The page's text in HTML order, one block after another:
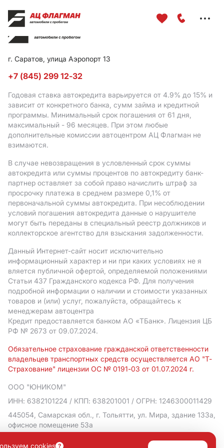
г. Саратов, улица Аэропорт 13
+7 (845) 299 12-32
Годовая ставка автокредита варьируется от 4.9% до 15% и
зависит от конкретного банка, сумм займа и кредитной
программы. Минимальный срок погашения от 61 дня,
максимальный - 96 месяцев. При этом любые
дополнительные комиссии автоцентром АЦ Флагман не
взимаются.
В случае невозвращения в условленный срок суммы
автокредита или суммы процентов по автокредиту банк-
партнер оставляет за собой право начислить штраф за
просрочку платежа в среднем размере 0,1% от
первоначальной суммы автокредита. При несоблюдении
условий погашения автокредита данные о нарушителе
могут быть переданы в специальный реестр должников и
коллекторское агентство для взыскания задолженности.
Данный Интернет-сайт носит исключительно
информационный характер и ни при каких условиях не я
вляется публичной офертой, определяемой положениями
Статьи 437 Гражданского кодекса РФ. Для получения
подробной информации о наличии и стоимости указанных
товаров и (или) услуг, пожалуйста, обращайтесь к
менеджерам автоцентра
Кредит предоставляется банком АO «ТБанк». Лицензия ЦБ
РФ № 2673 от 09.07.2024.
Обязательное страхование гражданской ответственности
владельцев транспортных средств осуществляется АО "Т-
Страхование" лицензии ОС № 0191-03 от 01.07.2024 г.
ООО "ЮНИКОМ"
ИНН: 6382101224 / КПП: 638201001 / ОГРН: 1246300011429
445054, Самарская обл., г. Тольятти, ул. Мира, здание 133а,
офисное помещение 53а
Политика в отношении обработки персональных данных
cookies